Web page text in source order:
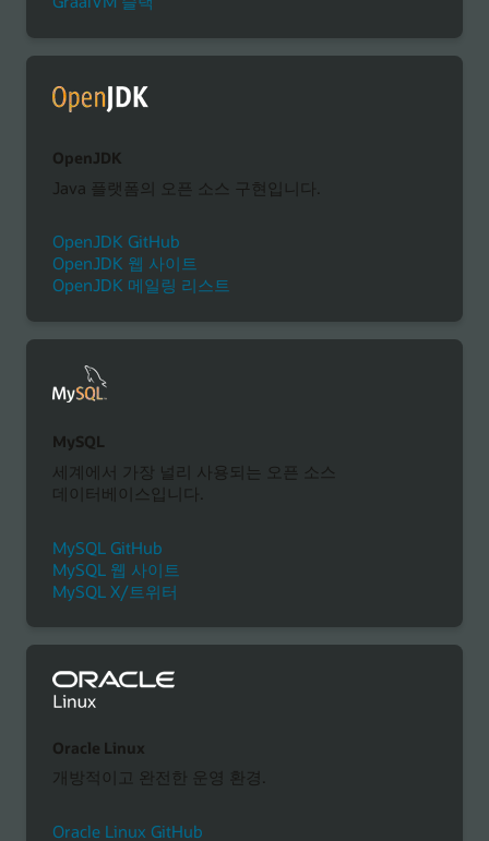
OpenJDK
Java 플랫폼의 오픈 소스 구현입니다.
OpenJDK GitHub
OpenJDK 웹 사이트
OpenJDK 메일링 리스트
MySQL
세계에서 가장 널리 사용되는 오픈 소스
데이터베이스입니다.
MySQL GitHub
MySQL 웹 사이트
MySQL X/트위터
Oracle Linux
개방적이고 완전한 운영 환경.
Oracle Linux GitHub